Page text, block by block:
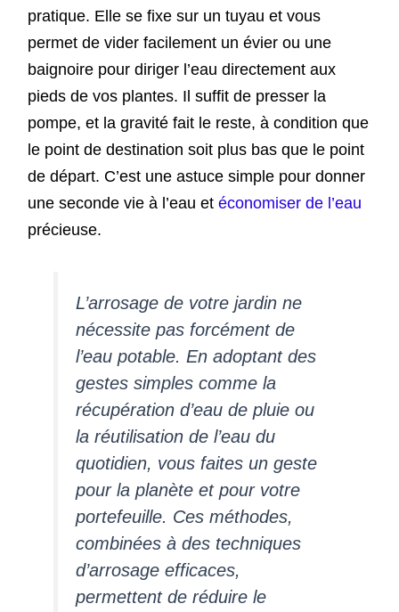
pratique. Elle se fixe sur un tuyau et vous
permet de vider facilement un évier ou une
baignoire pour diriger l’eau directement aux
pieds de vos plantes. Il suffit de presser la
pompe, et la gravité fait le reste, à condition que
le point de destination soit plus bas que le point
de départ. C’est une astuce simple pour donner
une seconde vie à l’eau et économiser de l’eau
précieuse.
L’arrosage de votre jardin ne
nécessite pas forcément de
l’eau potable. En adoptant des
gestes simples comme la
récupération d’eau de pluie ou
la réutilisation de l’eau du
quotidien, vous faites un geste
pour la planète et pour votre
portefeuille. Ces méthodes,
combinées à des techniques
d’arrosage efficaces,
permettent de réduire le